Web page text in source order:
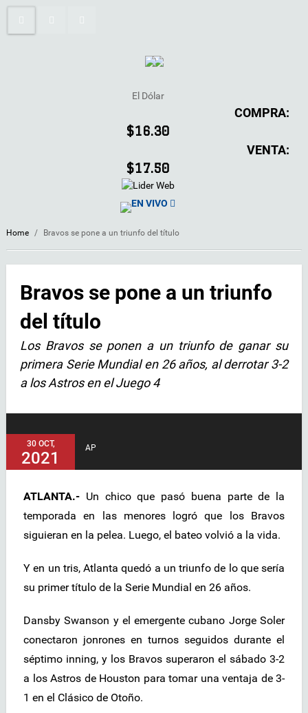
El Dólar
COMPRA:
$16.30
VENTA:
$17.50
EN VIVO
Home / Bravos se pone a un triunfo del título
Bravos se pone a un triunfo
del título
Los Bravos se ponen a un triunfo de ganar su
primera Serie Mundial en 26 años, al derrotar 3-2
a los Astros en el Juego 4
30 OCT,
2021
AP
ATLANTA.- Un chico que pasó buena parte de la
temporada en las menores logró que los Bravos
siguieran en la pelea. Luego, el bateo volvió a la vida.
Y en un tris, Atlanta quedó a un triunfo de lo que sería
su primer título de la Serie Mundial en 26 años.
Dansby Swanson y el emergente cubano Jorge Soler
conectaron jonrones en turnos seguidos durante el
séptimo inning, y los Bravos superaron el sábado 3-2
a los Astros de Houston para tomar una ventaja de 3-
1 en el Clásico de Otoño.